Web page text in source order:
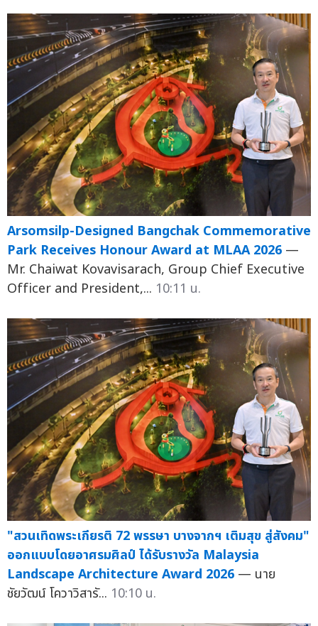
Arsomsilp-Designed Bangchak Commemorative
Park Receives Honour Award at MLAA 2026 —
Mr. Chaiwat Kovavisarach, Group Chief Executive
Officer and President,... 10:11 น.
"สวนเทิดพระเกียรติ 72 พรรษา บางจากฯ เติมสุข สู่สังคม"
ออกแบบโดยอาศรมศิลป์ ได้รับรางวัล Malaysia
Landscape Architecture Award 2026 — นาย
ชัยวัฒน์ โควาวิสารั... 10:10 น.